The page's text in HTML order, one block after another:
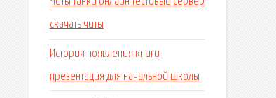
скачать читы
История появления книги
презентация для начальной школы